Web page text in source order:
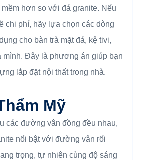
hơn so với đá granite. Nếu
chi phí, hãy lựa chọn các dòng
cho bàn trà mặt đá, kệ tivi,
mình. Đây là phương án giúp bạn
lắp đặt nội thất trong nhà.
Mỹ
các đường vân đồng đều nhau,
nổi bật với đường vân rối
trọng, tự nhiên cùng độ sáng